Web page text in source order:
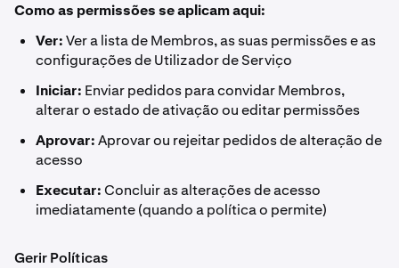
Como as permissões se aplicam aqui:
Ver:Ver a lista de Membros, as suas permissões e as
configurações de Utilizador de Serviço
Iniciar: Enviar pedidos para convidar Membros,
alterar o estado de ativação ou editar permissões
Aprovar:Aprovar ou rejeitar pedidos de alteração de
acesso
Executar:Concluir as alterações de acesso
imediatamente (quando a política o permite)
Gerir Políticas